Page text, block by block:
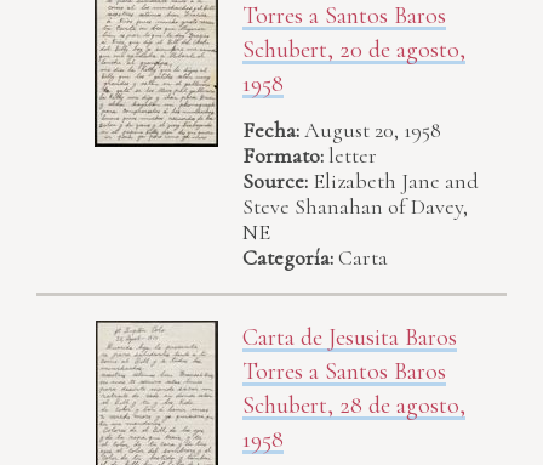
Torres a Santos Baros
Schubert, 20 de agosto,
1958
Fecha:August 20, 1958
Formato: letter
Source: Elizabeth Jane and
Steve Shanahan of Davey,
NE
Categoría:Carta
Carta de Jesusita Baros
Torres a Santos Baros
Schubert, 28 de agosto,
1958